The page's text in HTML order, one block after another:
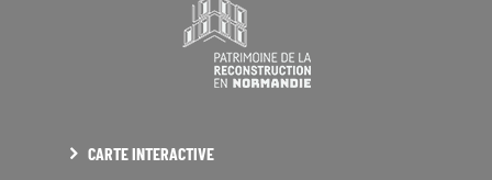
CARTE INTERACTIVE